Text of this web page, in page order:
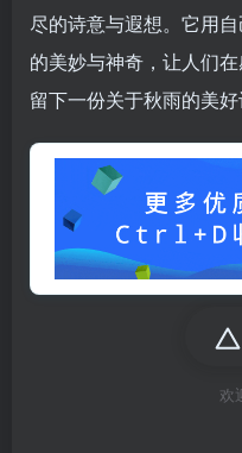
尽的诗意与遐想。它用
的美妙与神奇，让人们
留下一份关于秋雨的美好
欢